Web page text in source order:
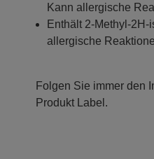
Kann allergische
Enthält 2-Methyl-
allergische
Folgen Sie immer den
Produkt Label.